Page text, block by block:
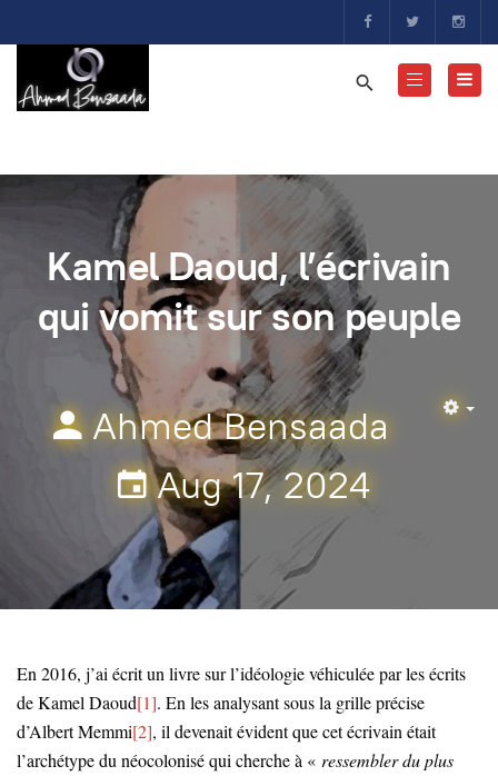
Kamel Daoud, l’écrivain
qui vomit sur son peuple
Ahmed Bensaada
Aug 17, 2024
En 2016, j’ai écrit un livre sur l’idéologie véhiculée par les écrits
de Kamel Daoud[1]. En les analysant sous la grille précise
d’Albert Memmi[2], il devenait évident que cet écrivain était
l’archétype du néocolonisé qui cherche à « ressembler du plus